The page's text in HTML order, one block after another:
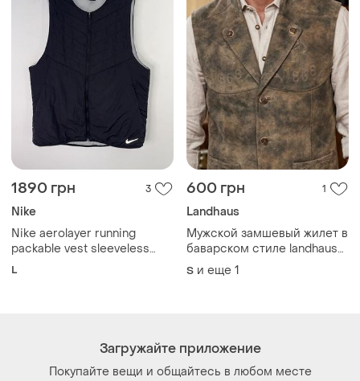
1890 грн 3
Nike
Nike aerolayer running
packable vest sleeveless
black men l size
L
600 грн 1
Landhaus
Мужской замшевый жилет в
баварском стиле landhaus
(c&amp;a) /25
S и еще 1
Загружайте приложение
Покупайте вещи и общайтесь в любом месте